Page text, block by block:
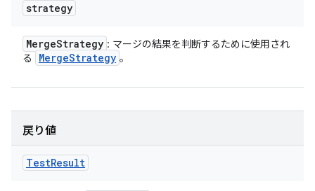
strategy
MergeStrategy : マージの結果を判断するために使用され
る
MergeStrategy 。
戻り値
TestResult